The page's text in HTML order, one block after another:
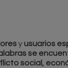
y usuarios
se
social,